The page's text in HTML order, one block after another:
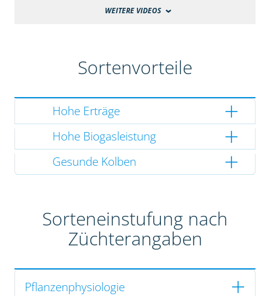
WEITERE VIDEOS
Sortenvorteile
Hohe Erträge
Hohe Biogasleistung
Gesunde Kolben
Sorteneinstufung nach
Züchterangaben
Pflanzenphysiologie